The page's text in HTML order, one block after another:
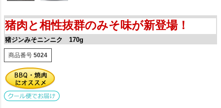
猪肉と相性抜群のみそ味が新登場！
猪ジンみそニンニク 170g
商品番号 5024